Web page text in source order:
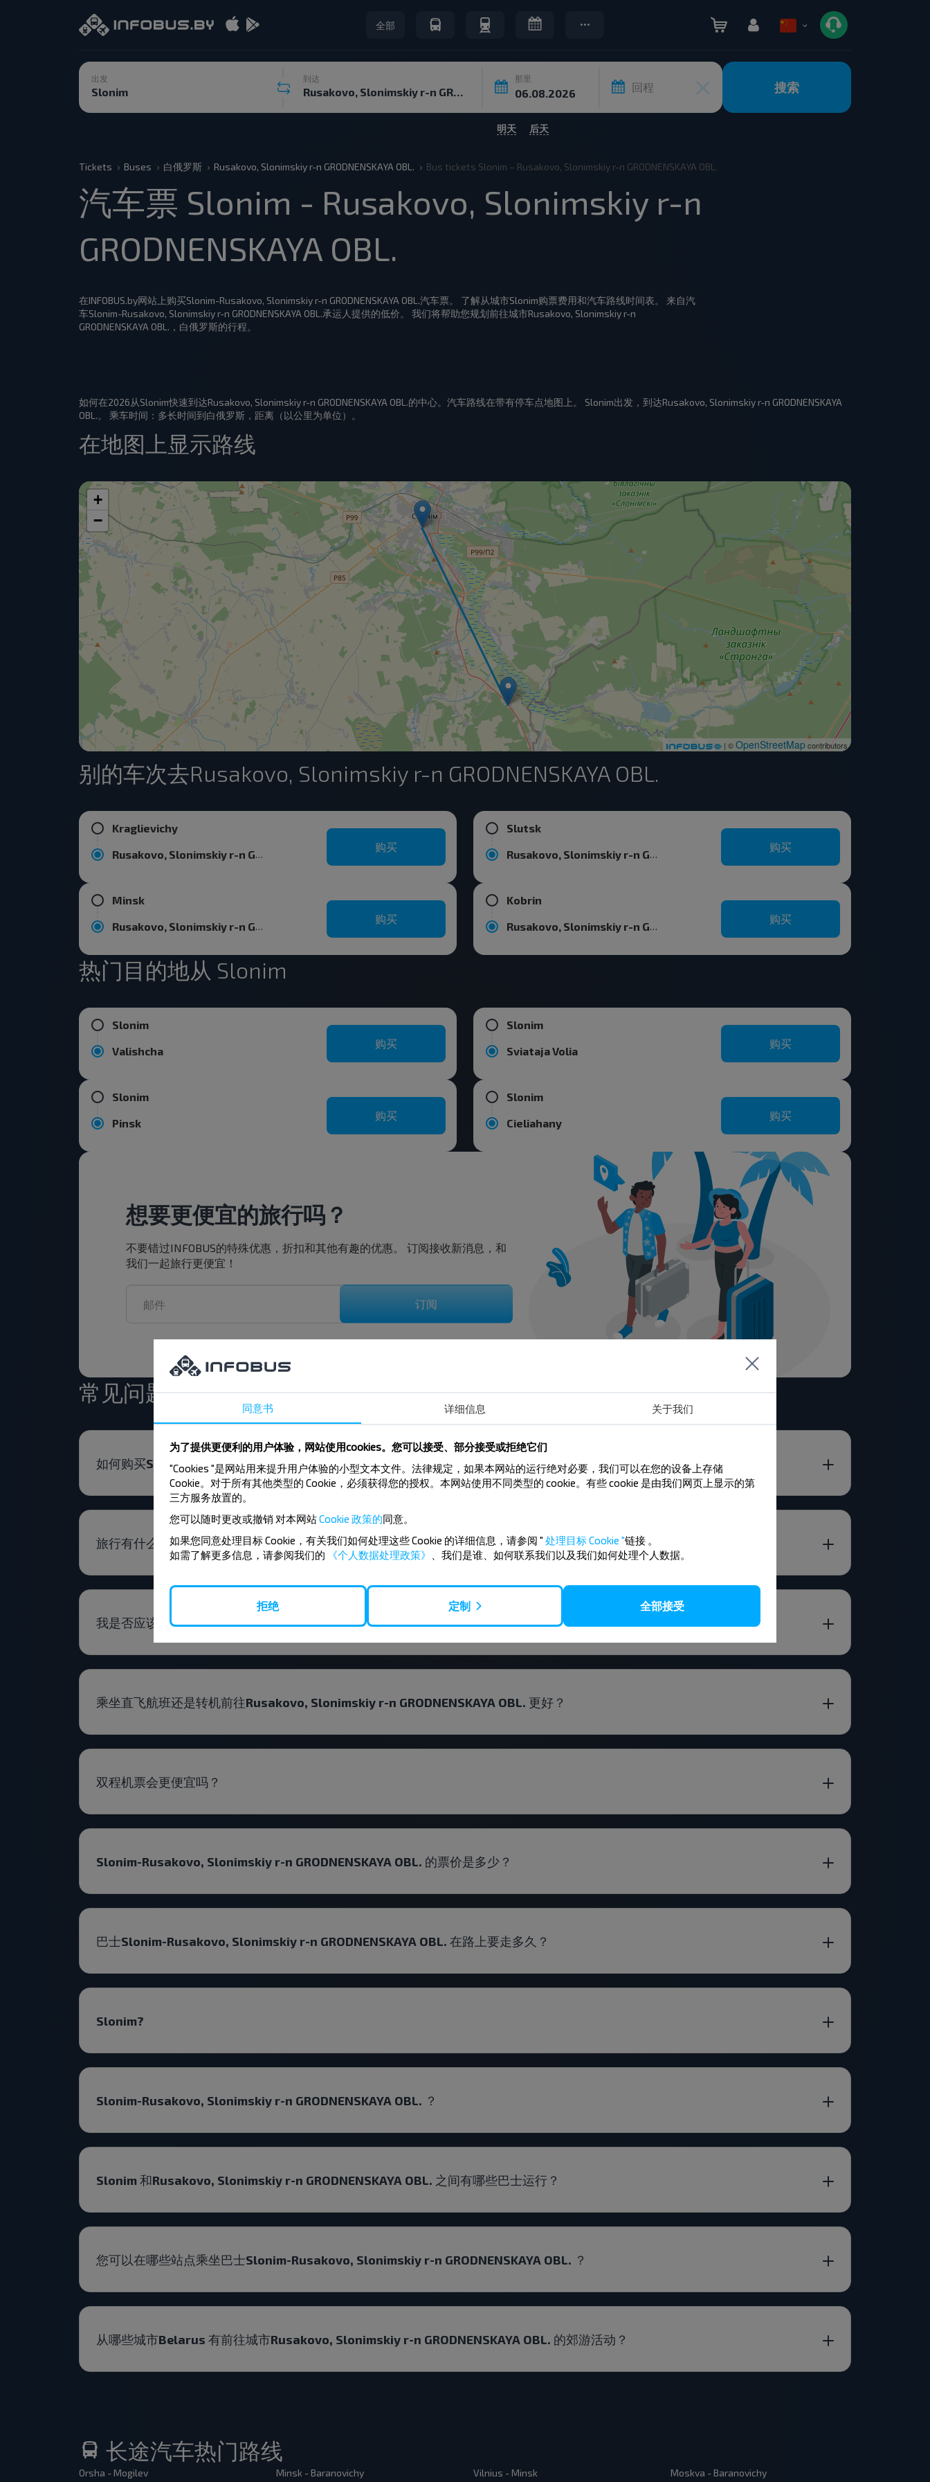
全部
出发 到达 那里
回程 搜索
明天 后天
Tickets Buses 白俄罗斯 Rusakovo, Slonimskiy r-n GRODNENSKAYA OBL. Bus tickets Slonim – Rusakovo, Slonimskiy r-n GRODNENSKAYA OBL.
汽车票 Slonim - Rusakovo, Slonimskiy r-n
GRODNENSKAYA OBL.
在INFOBUS.by网站上购买Slonim-Rusakovo, Slonimskiy r-n GRODNENSKAYA OBL.汽车票。 了解从城市Slonim购票费用和汽车路线时间表。 来自汽
车Slonim-Rusakovo, Slonimskiy r-n GRODNENSKAYA OBL.承运人提供的低价。 我们将帮助您规划前往城市Rusakovo, Slonimskiy r-n
GRODNENSKAYA OBL.，白俄罗斯的行程。
如何在2026从Slonim快速到达Rusakovo, Slonimskiy r-n GRODNENSKAYA OBL.的中心。汽车路线在带有停车点地图上。 Slonim出发，到达Rusakovo, Slonimskiy r-n GRODNENSKAYA
OBL.。 乘车时间：多长时间到白俄罗斯，距离（以公里为单位）。
在地图上显示路线
+
−
| ©OpenStreetMapcontributors
别的车次去Rusakovo, Slonimskiy r-n GRODNENSKAYA OBL.
Kraglievichy
Rusakovo, Slonimskiy r-n GRODNENSKAYA OBL.
购买
Minsk
Rusakovo, Slonimskiy r-n GRODNENSKAYA OBL.
购买
Slutsk
Rusakovo, Slonimskiy r-n GRODNENSKAYA OBL.
购买
Kobrin
Rusakovo, Slonimskiy r-n GRODNENSKAYA OBL.
购买
热门目的地从 Slonim
Slonim
Valishcha
购买
Slonim
Pinsk
购买
Slonim
Sviataja Volia
购买
Slonim
Cieliahany
购买
想要更便宜的旅行吗？
不要错过INFOBUS的特殊优惠，折扣和其他有趣的优惠。 订阅接收新消息，和
我们一起旅行更便宜！
订阅
常见问题解答
如何购买Slonim-Rusakovo, Slonimskiy r-n GRODNENSKAYA OBL. 的巴士车票？
旅行有什么限制吗？
我是否应该提前查找Slonim-Rusakovo, Slonimskiy r-n GRODNENSKAYA OBL. 的机票？
乘坐直飞航班还是转机前往Rusakovo, Slonimskiy r-n GRODNENSKAYA OBL. 更好？
双程机票会更便宜吗？
Slonim-Rusakovo, Slonimskiy r-n GRODNENSKAYA OBL. 的票价是多少？
巴士Slonim-Rusakovo, Slonimskiy r-n GRODNENSKAYA OBL. 在路上要走多久？
Slonim?
Slonim-Rusakovo, Slonimskiy r-n GRODNENSKAYA OBL. ？
Slonim 和Rusakovo, Slonimskiy r-n GRODNENSKAYA OBL. 之间有哪些巴士运行？
您可以在哪些站点乘坐巴士Slonim-Rusakovo, Slonimskiy r-n GRODNENSKAYA OBL. ？
从哪些城市Belarus 有前往城市Rusakovo, Slonimskiy r-n GRODNENSKAYA OBL. 的郊游活动？
长途汽车热门路线
Orsha - Mogilev
Minsk - Baranovichy
Vilnius - Minsk
Moskva - Baranovichy
同意书 详细信息 关于我们
为了提供更便利的用户体验，网站使用cookies。您可以接受、部分接受或拒绝它们
"Cookies "是网站用来提升用户体验的小型文本文件。法律规定，如果本网站的运行绝对必要，我们可以在您的设备上存储
Cookie。对于所有其他类型的 Cookie，必须获得您的授权。本网站使用不同类型的 cookie。有些 cookie 是由我们网页上显示的第
三方服务放置的。
您可以随时更改或撤销 对本网站Cookie 政策的同意。
如果您同意处理目标 Cookie，有关我们如何处理这些 Cookie 的详细信息，请参阅 " 处理目标 Cookie "链接 。
如需了解更多信息，请参阅我们的
《个人数据处理政策》 、我们是谁、如何联系我们以及我们如何处理个人数据。
拒绝 定制 全部接受